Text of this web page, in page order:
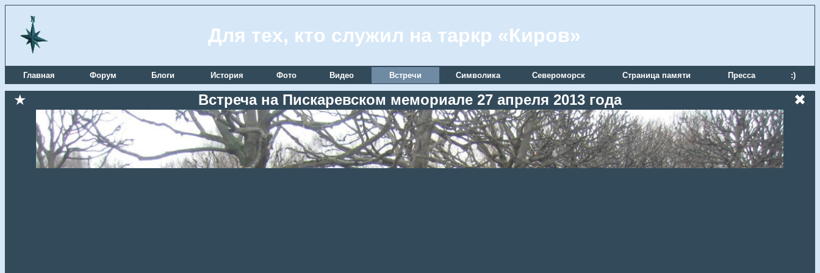
Для тех, кто служил на таркр «Киров»
Главная Форум Блоги История Фото Видео Встречи Символика Североморск Страница памяти Пресса :)
★ Встреча на Пискаревском мемориале 27 апреля 2013 года ✖